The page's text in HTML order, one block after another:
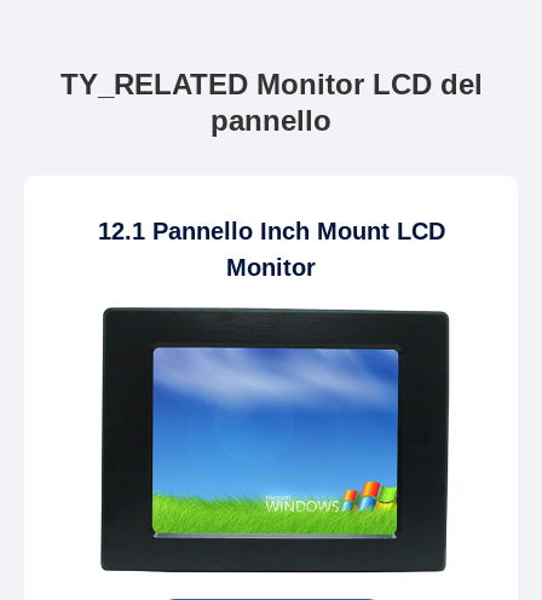
TY_RELATED Monitor LCD del
pannello
12.1 Pannello Inch Mount LCD
Monitor